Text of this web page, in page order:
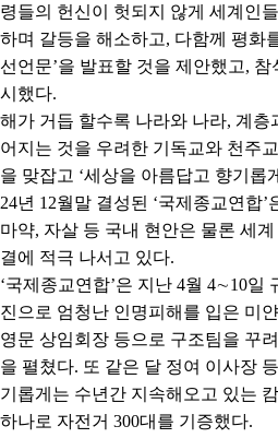
령들의 헌신이 헛되지 않게 세계인
하며 갈등을 해소하고, 다함께 평화
선언문’을 발표할 것을 제안했고, 참
시했다.
해가 거듭 할수록 나라와 나라, 계층
어지는 것을 우려한 기독교와 천주교
을 맞잡고 ‘세상을 아름답고 향기롭
24년 12월말 결성된 ‘국제종교연합’
마약, 자살 등 국내 현안은 물론 세
결에 적극 나서고 있다.
‘국제종교연합’은 지난 4월 4∼10일
진으로 엄청난 인명피해를 입은 미
영문 상임회장 등으로 구조팀을 꾸
을 펼쳤다. 또 같은 달 정여 이사장
기롭게는 수년간 지속해오고 있는
하나로 자전거 300대를 기증했다.